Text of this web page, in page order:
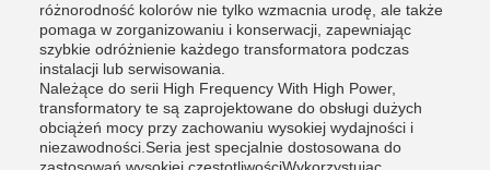
różnorodność kolorów nie tylko wzmacnia urodę, ale także
pomaga w zorganizowaniu i konserwacji, zapewniając
szybkie odróżnienie każdego transformatora podczas
instalacji lub serwisowania.
Należące do serii High Frequency With High Power,
transformatory te są zaprojektowane do obsługi dużych
obciążeń mocy przy zachowaniu wysokiej wydajności i
niezawodności.Seria jest specjalnie dostosowana do